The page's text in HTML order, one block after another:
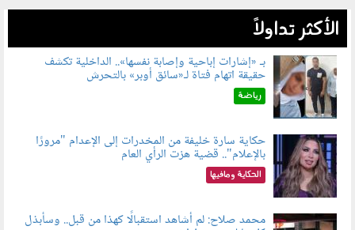
الأكثر تداولاً
060804.jpg
بـ «إشارات إباحية وإصابة نفسها».. الداخلية تكشف
حقيقة اتهام فتاة لـ«سائق أوبر» بالتحرش
رياضة
060801.jpeg
حكاية سارة خليفة من المخدرات إلى الإعدام "مرورًا
بالإعلام".. قضية هزت الرأي العام
الحكاية ومافيها
محمد صلاح: لم أشاهد استقبالًا كهذا من قبل.. وسأبذل